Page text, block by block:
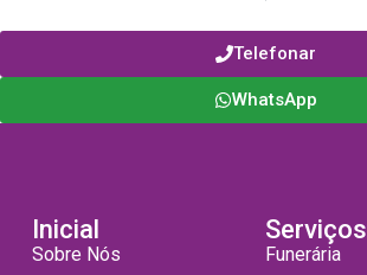
Telefonar
WhatsApp
Inicial
Sobre Nós
Serviços
Funerária